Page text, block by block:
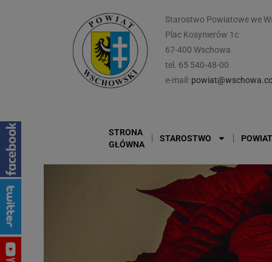
Starostwo Powiatowe we
Plac Kosynierów 1c
67-400 Wschowa
tel. 65 540-48-00
e-mail:
STRONA
GŁÓWNA
STAROSTWO POWIAT